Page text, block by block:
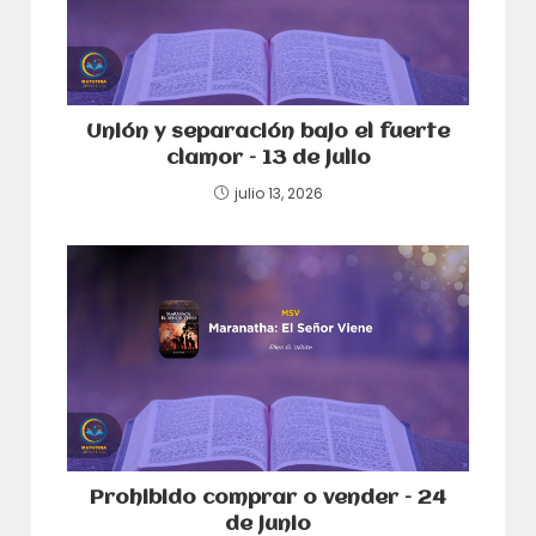
Unión y separación bajo el fuerte
clamor – 13 de julio
julio 13, 2026
Prohibido comprar o vender – 24
de junio